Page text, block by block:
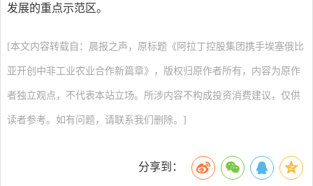
发展的重点示范区。
[本文内容转载自：晨报之声，原标题《阿拉丁控股集团携手埃塞俄比
亚开创中非工业农业合作新篇章》，版权归原作者所有，内容为原作
者独立观点，不代表本站立场。所涉内容不构成投资消费建议，仅供
读者参考。如有问题，请联系我们删除。]
分享到：